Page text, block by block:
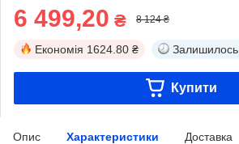
6 499,20 ₴ 8 124 ₴
Економія 1624.80 ₴ Залишилось
Купити
Опис Характеристики Доставка